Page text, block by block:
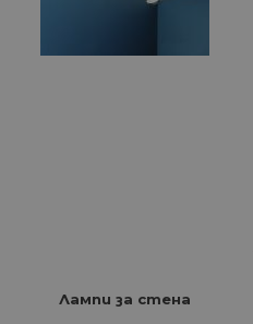
Лампи за стена